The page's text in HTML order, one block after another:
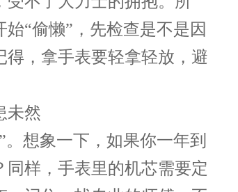
“偷懒”，先检查是不是因
得，拿手表要轻拿轻放，避
然
想象一下，如果你一年到
样，手表里的机芯需要定